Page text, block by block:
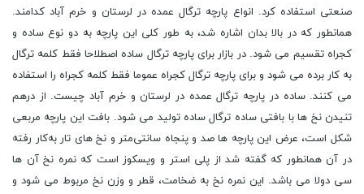
صنعتی استفاده کرد. انواع پارچه ترگال عمده در لرستان و خرم آباد کدامند.
همانطور که در بالا بدان اشاره شد، به طور کلی این پارچه به دو نوع ساده و
کجراه تقسیم می شود. در بازار برای پارچه ترگال ساده اصطلاحا فقط کلمه ترگال
به کار برده می شود و برای پارچه ترگال کجراه عموما فقط کلمه کجراه را استفاده
می کنند. ساده در پارچه ترگال عمده در لرستان و خرم آباد چیست. از درهم
تنیدن نخ ها با بافتی ساده ترگال ساده تولید می شود. بافت این پارچه مربعی
شکل است، عرض این پارچه ها صد و پنجاه سانتی‌متر و نخ های تار به‌کار رفته
در آن همانطور که گفته شد از پلی استر و ویسکوز است که نمره نخ آن ها
سی دولا می باشد. این نمره نخ به ضخامت، قطر و وزن نخ مربوط می شود و